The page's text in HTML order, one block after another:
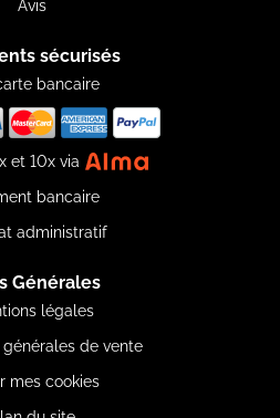
Avis
sécurisés
bancaire
et 10x via
bancaire
administratif
Générales
légales
de vente
mes cookies